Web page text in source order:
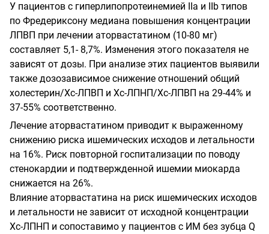
У пациентов с гиперлипопротеинемией IIа и IIb типов
по Фредериксону медиана повышения концентрации
ЛПВП при лечении аторвастатином (10-80 мг)
составляет 5,1- 8,7%. Изменения этого показателя не
зависят от дозы. При анализе этих пациентов выявили
также дозозависимое снижение отношений общий
холестерин/Хс-ЛПВП и Хс-ЛПНП/Хс-ЛПВП на 29-44% и
37-55% соответственно.
Лечение аторвастатином приводит к выраженному
снижению риска ишемических исходов и летальности
на 16%. Риск повторной госпитализации по поводу
стенокардии и подтвержденной ишемии миокарда
снижается на 26%.
Влияние аторвастатина на риск ишемических исходов
и летальности не зависит от исходной концентрации
Хс-ЛПНП и сопоставимо у пациентов с ИМ без зубца Q